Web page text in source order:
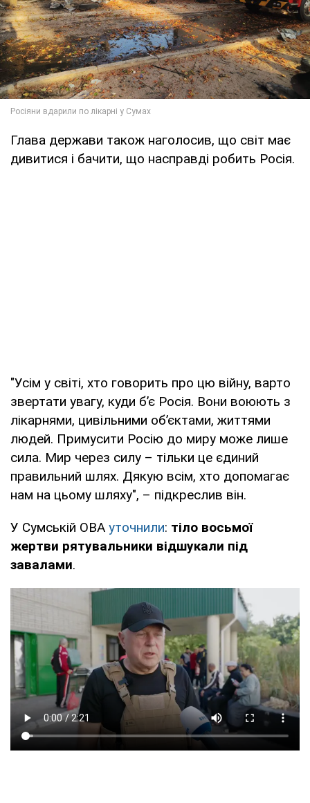
Глава держави також наголосив, що світ має
дивитися і бачити, що насправді робить Росія.
"Усім у світі, хто говорить про цю війну, варто
звертати увагу, куди бʼє Росія. Вони воюють з
лікарнями, цивільними обʼєктами, життями
людей. Примусити Росію до миру може лише
сила. Мир через силу – тільки це єдиний
правильний шлях. Дякую всім, хто допомагає
нам на цьому шляху", – підкреслив він.
У Сумській ОВА уточнили: тіло восьмої
жертви рятувальники відшукали під
завалами.